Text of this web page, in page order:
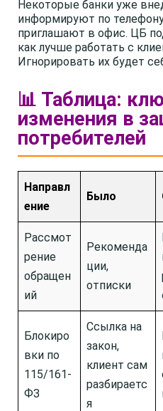
Некоторые банки уже
информируют по
приглашают в офис. ЦБ
как лучше работать с
Игнорировать их будет
📊 Таблица:
изменения в
потребителей
Направл
ение
Было
Рассмот
рение
обращен
ий
Рекоменда
ции,
отписки
Блокиро
вки по
115/161-
ФЗ
Ссылка на
закон,
клиент сам
разбираетс
я